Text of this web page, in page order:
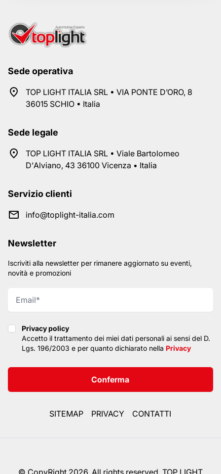
Sede operativa
TOP LIGHT ITALIA SRL • VIA PONTE D’ORO, 8
36015 SCHIO • Italia
Sede legale
TOP LIGHT ITALIA SRL • Viale Bartolomeo
D'Alviano, 43 36100 Vicenza • Italia
Servizio clienti
info@toplight-italia.com
Newsletter
Iscriviti alla newsletter per rimanere aggiornato su eventi,
novità e promozioni
Privacy policy
Privacy policy
Accetto il trattamento dei miei dati personali ai sensi del D.
Lgs. 196/2003 e per quanto dichiarato nella Privacy
Conferma
SITEMAP PRIVACY CONTATTI